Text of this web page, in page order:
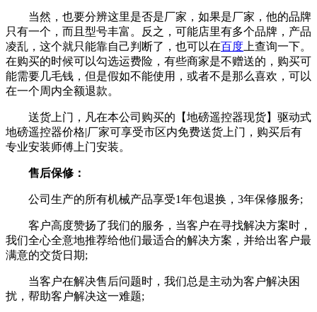
当然，也要分辨这里是否是厂家，如果是厂家，他的品牌
只有一个，而且型号丰富。反之，可能店里有多个品牌，产品
凌乱，这个就只能靠自己判断了，也可以在百度 上查询一下。
在购买的时候可以勾选运费险，有些商家是不赠送的，购买可
能需要几毛钱，但是假如不能使用，或者不是那么喜欢，可以
在一个周内全额退款。
送货上门，凡在本公司购买的【地磅遥控器现货】驱动式
地磅遥控器价格|厂家可享受市区内免费送货上门，购买后有
专业安装师傅上门安装。
售后保修：
公司生产的所有机械产品享受1年包退换，3年保修服务;
客户高度赞扬了我们的服务，当客户在寻找解决方案时，
我们全心全意地推荐给他们最适合的解决方案，并给出客户最
满意的交货日期;
当客户在解决售后问题时，我们总是主动为客户解决困
扰，帮助客户解决这一难题;